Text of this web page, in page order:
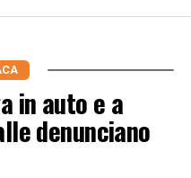
in auto e a
denunciano